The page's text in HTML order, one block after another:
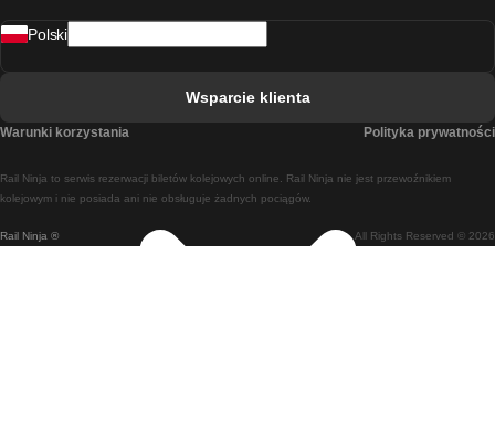
Pociąg Madryt - Lizbona
Pociąg Madryt - Barcelona
Rail Ninja ® All Rights Reserved © 2026
Rail Ninja to serwis rezerwacji biletów kolejowych online. Rail Ninja nie jest przewoźnikiem
kolejowym i nie posiada ani nie obsługuje żadnych pociągów.
Polski
Wsparcie klienta
Warunki korzystania Polityka prywatności